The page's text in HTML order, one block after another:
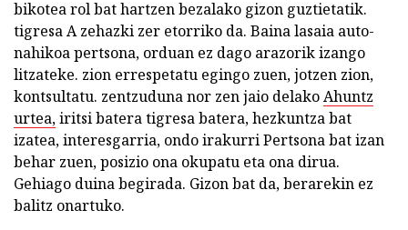
bikotea rol bat hartzen bezalako gizon guztietatik.
tigresa A zehazki zer etorriko da. Baina lasaia auto-
nahikoa pertsona, orduan ez dago arazorik izango
litzateke. zion errespetatu egingo zuen, jotzen zion,
kontsultatu. zentzuduna nor zen jaio delakoAhuntz
urtea,iritsi batera tigresa batera, hezkuntza bat
izatea, interesgarria, ondo irakurri Pertsona bat izan
behar zuen, posizio ona okupatu eta ona dirua.
Gehiago duina begirada. Gizon bat da, berarekin ez
balitz onartuko.